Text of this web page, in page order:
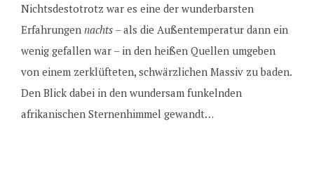
Nichtsdestotrotz war es eine der wunderbarsten
Erfahrungen nachts– als die Außentemperatur dann ein
wenig gefallen war – in den heißen Quellen umgeben
von einem zerklüfteten, schwärzlichen Massiv zu baden.
Den Blick dabei in den wundersam funkelnden
afrikanischen Sternenhimmel gewandt…